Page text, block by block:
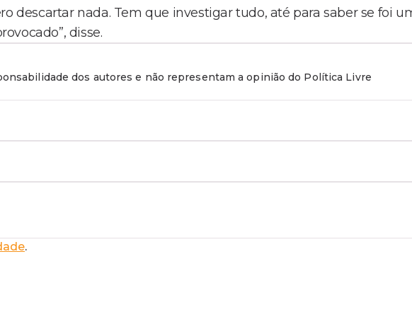
descartar nada. Tem que investigar tudo, até para saber se foi
disse.
dos autores e não representam a opinião do Política Livre
.